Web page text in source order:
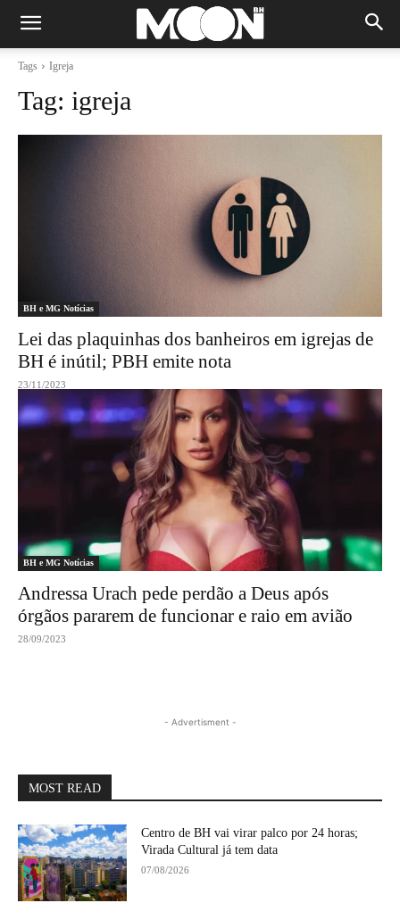
Tags Igreja
Tag: igreja
BH e MG Notícias
Lei das plaquinhas dos banheiros em igrejas de
BH é inútil; PBH emite nota
23/11/2023
BH e MG Notícias
Andressa Urach pede perdão a Deus após
órgãos pararem de funcionar e raio em avião
28/09/2023
- Advertisment -
MOST READ
Centro de BH vai virar palco por 24 horas;
Virada Cultural já tem data
07/08/2026